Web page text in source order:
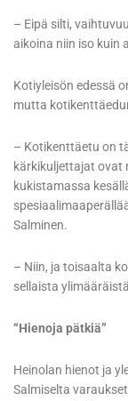
– Eipä silti,
aikoina niin iso kuin
Kotiyleisön edessä
mutta
– Kotikenttäetu on
kärkikuljettajat ovat
kukistamassa
Salminen.
– Niin, ja toisaalta
sellaista
“Hienoja pätkiä”
Heinolan hienot ja
Salmiselta